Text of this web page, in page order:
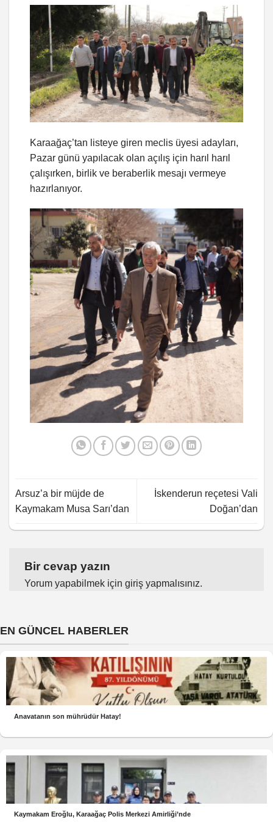
Karaağaç’tan listeye giren meclis üyesi adayları,
Pazar günü yapılacak olan açılış için harıl harıl
çalışırken, birlik ve beraberlik mesajı vermeye
hazırlanıyor.
Arsuz’a bir müjde de
Kaymakam Musa Sarı’dan
İskenderun reçetesi Vali
Doğan’dan
Bir cevap yazın
Yorum yapabilmek için giriş yapmalısınız.
EN GÜNCEL HABERLER
Anavatanın son mührüdür Hatay!
Kaymakam Eroğlu, Karaağaç Polis Merkezi Amirliği’nde